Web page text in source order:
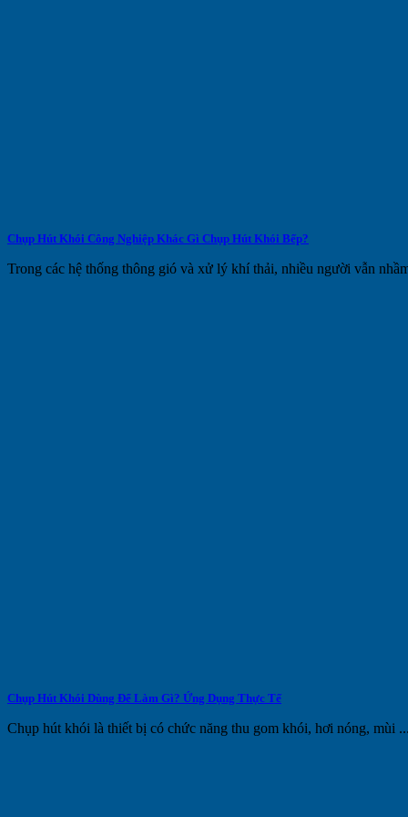
Chụp Hút Khói Công Nghiệp Khác Gì Chụp Hút Khói Bếp?
Trong các hệ thống thông gió và xử lý khí thải, nhiều người vẫn
Chụp Hút Khói Dùng Để Làm Gì? Ứng Dụng Thực Tế
Chụp hút khói là thiết bị có chức năng thu gom khói, hơi nóng, mùi